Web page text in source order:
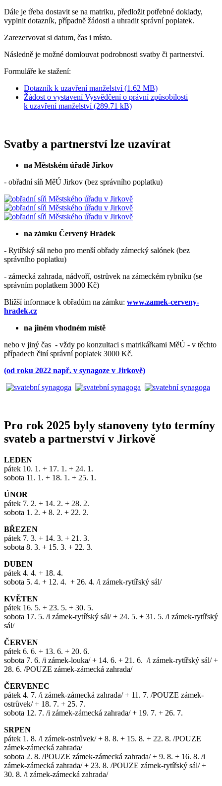
Dále je třeba dostavit se na matriku, předložit potřebné doklady,
vyplnit dotazník, případně žádosti a uhradit správní poplatek.
Zarezervovat si datum, čas i místo.
Následně je možné domlouvat podrobnosti svatby či partnerství.
Formuláře ke stažení:
Dotazník k uzavření manželství (1.62 MB)
Žádost o vystavení Vysvědčení o právní způsobilosti
k uzavření manželství (289.71 kB)
Svatby a partnerství lze uzavírat
na Městském úřadě Jirkov
- obřadní síň MěÚ Jirkov (bez správního poplatku)
na zámku Červený Hrádek
- Rytířský sál nebo pro menší obřady zámecký salónek (bez
správního poplatku)
- zámecká zahrada, nádvoří, ostrůvek na zámeckém rybníku (se
správním poplatkem 3000 Kč)
Bližší informace k obřadům na zámku: www.zamek-cerveny-
hradek.cz
na jiném vhodném místě
nebo v jiný čas - vždy po konzultaci s matrikářkami MěÚ - v těchto
případech činí správní poplatek 3000 Kč.
(od roku 2022 např. v synagoze v Jirkově)
Pro rok 2025 byly stanoveny tyto termíny
svateb a partnerství v Jirkově
LEDEN
pátek 10. 1. + 17. 1. + 24. 1.
sobota 11. 1. + 18. 1. + 25. 1.
ÚNOR
pátek 7. 2. + 14. 2. + 28. 2.
sobota 1. 2. + 8. 2. + 22. 2.
BŘEZEN
pátek 7. 3. + 14. 3. + 21. 3.
sobota 8. 3. + 15. 3. + 22. 3.
DUBEN
pátek 4. 4. + 18. 4.
sobota 5. 4. + 12. 4. + 26. 4. /i zámek-rytířský sál/
KVĚTEN
pátek 16. 5. + 23. 5. + 30. 5.
sobota 17. 5. /i zámek-rytířský sál/ + 24. 5. + 31. 5. /i zámek-rytířský
sál/
ČERVEN
pátek 6. 6. + 13. 6. + 20. 6.
sobota 7. 6. /i zámek-louka/ + 14. 6. + 21. 6. /i zámek-rytířský sál/ +
28. 6. /POUZE zámek-zámecká zahrada/
ČERVENEC
pátek 4. 7. /i zámek-zámecká zahrada/ + 11. 7. /POUZE zámek-
ostrůvek/ + 18. 7. + 25. 7.
sobota 12. 7. /i zámek-zámecká zahrada/ + 19. 7. + 26. 7.
SRPEN
pátek 1. 8. /i zámek-ostrůvek/ + 8. 8. + 15. 8. + 22. 8. /POUZE
zámek-zámecká zahrada/
sobota 2. 8. /POUZE zámek-zámecká zahrada/ + 9. 8. + 16. 8. /i
zámek-zámecká zahrada/ + 23. 8. /POUZE zámek-rytířský sál/ +
30. 8. /i zámek-zámecká zahrada/